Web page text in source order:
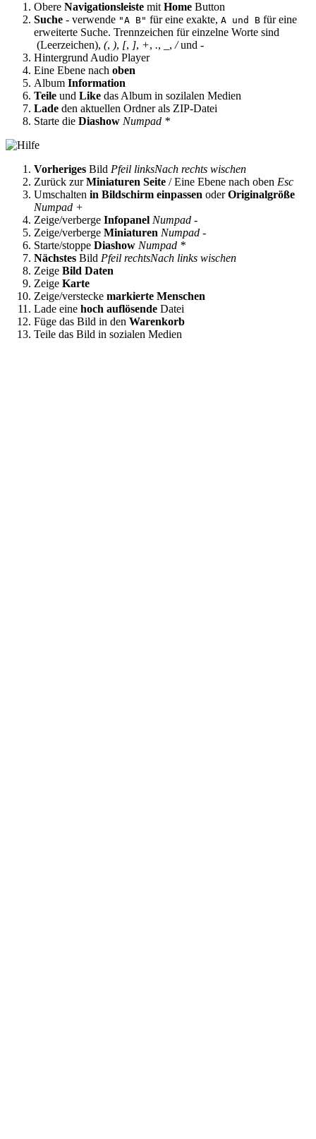
Obere Navigationsleiste mit Home Button
Suche - verwende "A B" für eine exakte, A und B für eine
erweiterte Suche. Trennzeichen für einzelne Worte sind
(Leerzeichen), (, ), [, ], +, ., , /und -
Hintergrund Audio Player
Eine Ebene nach oben
Album Information
Teile und Like das Album in sozilalen Medien
Lade den aktuellen Ordner als ZIP-Datei
Starte die Diashow Numpad *
Vorheriges Bild Pfeil linksNach rechts wischen
Zurück zurMiniaturen Seite / Eine Ebene nach oben Esc
Umschalten in Bildschirm einpassen oderOriginalgröße
Numpad +
Zeige/verberge Infopanel Numpad -
Zeige/verberge Miniaturen Numpad -
Starte/stoppe Diashow Numpad *
Nächstes Bild Pfeil rechtsNach links wischen
Zeige Bild Daten
Zeige Karte
Zeige/verstecke markierte Menschen
Lade eine hoch auflösende Datei
Füge das Bild in den Warenkorb
Teile das Bild in sozialen Medien